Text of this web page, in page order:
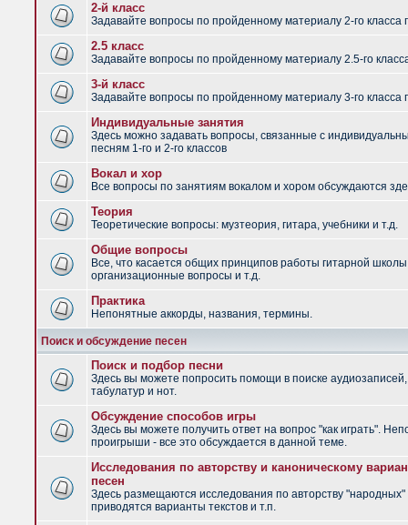
2-й класс
Задавайте вопросы по пройденному материалу 2-го класса
2.5 класс
Задавайте вопросы по пройденному материалу 2.5-го
3-й класс
Задавайте вопросы по пройденному материалу 3-го класса
Индивидуальные занятия
Здесь можно задавать вопросы, связанные с
песням 1-го и 2-го классов
Вокал и хор
Все вопросы по занятиям вокалом и хором обсуждаются
Теория
Теоретические вопросы: музтеория, гитара, учебники и т.д.
Общие вопросы
Все, что касается общих принципов работы гитарной
организационные вопросы и т.д.
Практика
Непонятные аккорды, названия, термины.
Поиск и обсуждение песен
Поиск и подбор песни
Здесь вы можете попросить помощи в поиске аудиозаписей,
табулатур и нот.
Обсуждение способов игры
Здесь вы можете получить ответ на вопрос "как играть".
проигрыши - все это обсуждается в данной теме.
Исследования по авторству и каноническому
песен
Здесь размещаются исследования по авторству "народных"
приводятся варианты текстов и т.п.